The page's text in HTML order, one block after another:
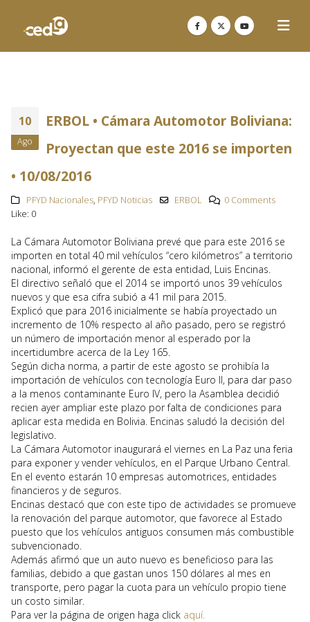
10
Ago
ERBOL • Cámara Automotor Boliviana:
Proyectan que este 2016 se importen
• 10/08/2016
PFYD Nacionales, PFYD Noticias ERBOL
0 Comments
Like: 0
La Cámara Automotor Boliviana prevé que para este 2016 se
importen en total 40 mil vehículos “cero kilómetros” a territorio
nacional, informó el gerente de esta entidad, Luis Encinas.
El directivo señaló que el 2014 se importó unos 39 vehículos
nuevos y que esa cifra subió a 41 mil para 2015.
Explicó que para 2016 inicialmente se había proyectado un
incremento de 10% respecto al año pasado, pero se registró
un número de importación menor al esperado por la
incertidumbre acerca de la Ley 165.
Según dicha norma, a partir de este agosto se prohibía la
importación de vehículos con tecnología Euro II, para dar paso
a la menos contaminante Euro IV, pero la Asamblea decidió
recien ayer ampliar este plazo por falta de condiciones para
aplicar esta medida en Bolivia. Encinas saludó la decisión del
legislativo.
La Cámara Automotor inaugurará el viernes en La Paz una feria
para exponer y vender vehículos, en el Parque Urbano Central.
En el evento estarán 10 empresas automotrices, entidades
financieros y de seguros.
Encinas destacó que con este tipo de actividades se promueve
la renovación del parque automotor, que favorece al Estado
puesto que los vehículos antiguos consumen más combustible
subvencionado.
Además afirmó que un auto nuevo es beneficioso para las
familias, debido a que gastan unos 150 dólares al mes en
transporte, pero pagar la cuota para un vehículo propio tiene
un costo similar.
Para ver la página de origen haga click aquí.